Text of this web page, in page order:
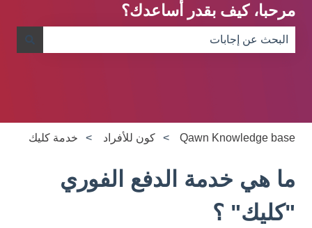
مرحبا، كيف بقدر أساعدك؟
Qawn Knowledge base كون للأفراد خدمة كليك
ما هي خدمة الدفع الفوري
"كليك" ؟